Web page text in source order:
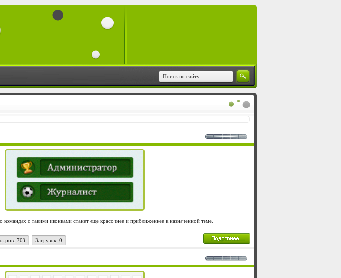
с такими иконками станет еще красочнее и приближеннее к назначенной теме.
708 Загрузок: 0